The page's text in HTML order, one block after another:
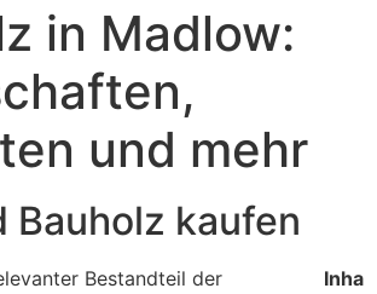
in Madlow:
und mehr
Bauholz kaufen
Bestandteil der
Inha